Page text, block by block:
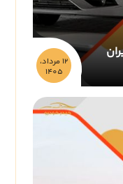
12 مرداد،
1405